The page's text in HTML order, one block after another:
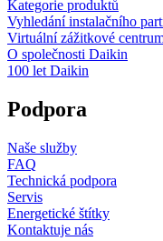
Kategorie produktů
Vyhledání instalačního
Virtuální zážitkové
O společnosti Daikin
100 let Daikin
Podpora
Naše služby
FAQ
Technická podpora
Servis
Energetické štítky
Kontaktuje nás